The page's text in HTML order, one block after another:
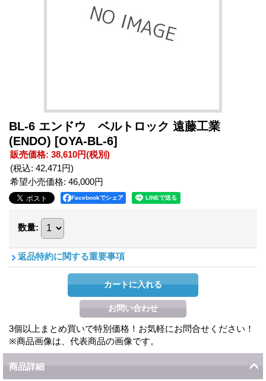
BL-6 エンドウ ベルトロック 遠藤工業
(ENDO) [OYA-BL-6]
販売価格: 38,610円(税別)
(税込: 42,471円)
希望小売価格: 46,000円
Facebookでシェア
数量:
返品特約に関する重要事項
3個以上まとめ買いで特別価格！お気軽にお問合せください！
※商品画像は、代表商品の画像です。
商品詳細